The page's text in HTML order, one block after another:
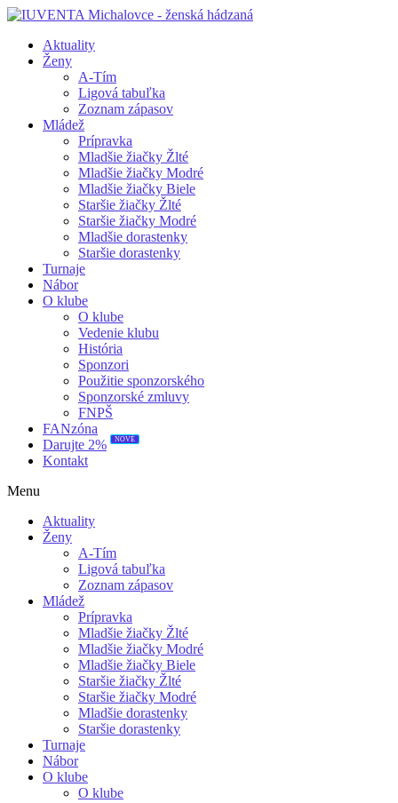
Aktuality
Ženy
A-Tím
Ligová tabuľka
Zoznam zápasov
Mládež
Prípravka
Mladšie žiačky Žlté
Mladšie žiačky Modré
Mladšie žiačky Biele
Staršie žiačky Žlté
Staršie žiačky Modré
Mladšie dorastenky
Staršie dorastenky
Turnaje
Nábor
O klube
O klube
Vedenie klubu
História
Sponzori
Použitie sponzorského
Sponzorské zmluvy
FNPŠ
FANzóna
Darujte 2%
NOVÉ
Kontakt
Menu
Aktuality
Ženy
A-Tím
Ligová tabuľka
Zoznam zápasov
Mládež
Prípravka
Mladšie žiačky Žlté
Mladšie žiačky Modré
Mladšie žiačky Biele
Staršie žiačky Žlté
Staršie žiačky Modré
Mladšie dorastenky
Staršie dorastenky
Turnaje
Nábor
O klube
O klube